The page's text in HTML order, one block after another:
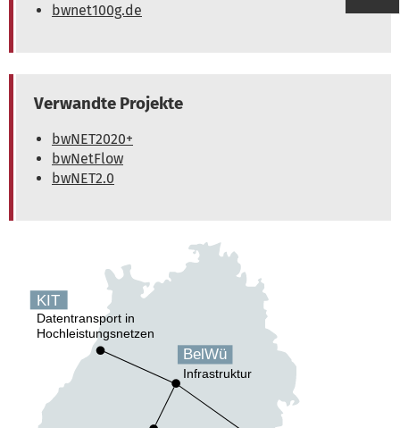
bwnet100g.de
Verwandte Projekte
bwNET2020+
bwNetFlow
bwNET2.0